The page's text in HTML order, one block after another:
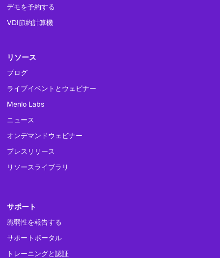
デモを予約する
VDI節約計算機
リソース
ブログ
ライブイベントとウェビナー
Menlo Labs
ニュース
オンデマンドウェビナー
プレスリリース
リソースライブラリ
サポート
脆弱性を報告する
サポートポータル
トレーニングと認証